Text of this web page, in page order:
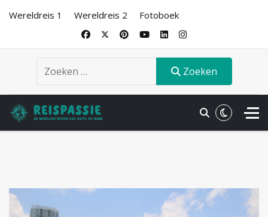
Wereldreis 1 Wereldreis 2 Fotoboek
Zoeken Zoeken